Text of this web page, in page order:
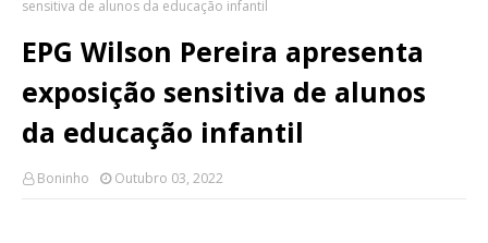
sensitiva de alunos da educação infantil
EPG Wilson Pereira apresenta
exposição sensitiva de alunos
da educação infantil
Boninho Outubro 03, 2022